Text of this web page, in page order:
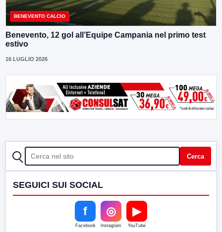
BENEVENTO CALCIO
Benevento, 12 gol all’Equipe Campania nel primo test
estivo
16 LUGLIO 2026
CERCA Cerca
SEGUICI SUI SOCIAL
f
Facebook
◎
Instagram
▶
YouTube